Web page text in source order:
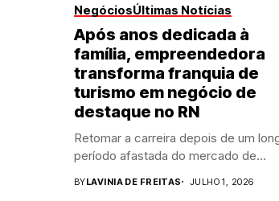
NegóciosÚltimas Notícias
Após anos dedicada à
família, empreendedora
transforma franquia de
turismo em negócio de
destaque no RN
Retomar a carreira depois de um
período afastada do mercado de...
BYLAVINIA DE FREITAS JULHO 1, 2026